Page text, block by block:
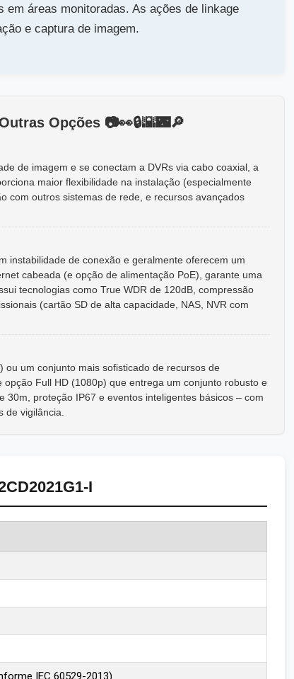
áreas monitoradas. As ações de linkage
e captura de imagem.
Opções 📷️👀️🔒️🌇️🌃️🔎️
de imagem e se conectam a DVRs via cabo coaxial, a
maior flexibilidade na instalação (especialmente
com outros sistemas de rede, e recursos avançados
instabilidade de conexão e geralmente oferecem um
cabeada (e opção de alimentação PoE), garante uma
tecnologias como True WDR de 120dB, compressão
(cartão SD de alta capacidade, NAS, NVR com
um conjunto mais sofisticado de recursos de
opção Full HD (1080p) que entrega um conjunto robusto e
proteção IP67 e eventos inteligentes básicos – com
vigilância.
I
IEC 60529-2013)